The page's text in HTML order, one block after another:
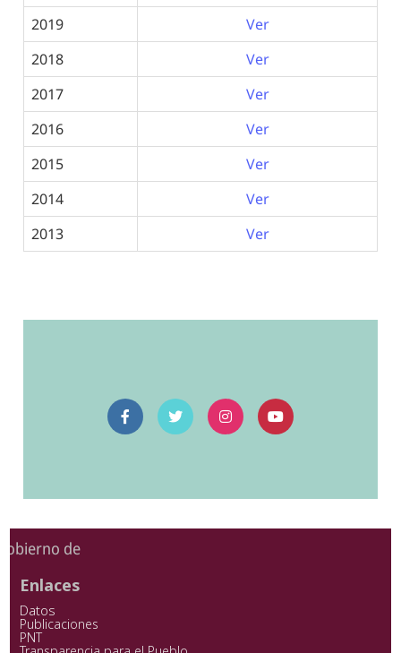
2019
Ver
2018
Ver
2017
Ver
2016
Ver
2015
Ver
2014
Ver
2013
Ver